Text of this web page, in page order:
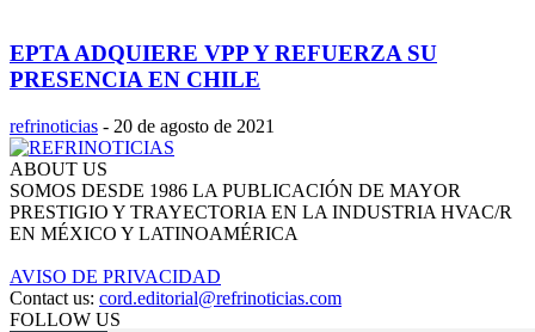
EPTA ADQUIERE VPP Y REFUERZA SU
PRESENCIA EN CHILE
refrinoticias - 20 de agosto de 2021
ABOUT US
SOMOS DESDE 1986 LA PUBLICACIÓN DE MAYOR
PRESTIGIO Y TRAYECTORIA EN LA INDUSTRIA HVAC/R
EN MÉXICO Y LATINOAMÉRICA
AVISO DE PRIVACIDAD
Contact us: cord.editorial@refrinoticias.com
FOLLOW US